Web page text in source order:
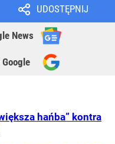
UDOSTĘPNIJ
News
Google
hańba” kontra